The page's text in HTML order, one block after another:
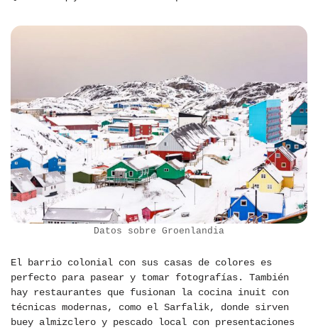
Datos sobre Groenlandia
El barrio colonial con sus casas de colores es
perfecto para pasear y tomar fotografías. También
hay restaurantes que fusionan la cocina inuit con
técnicas modernas, como el Sarfalik, donde sirven
buey almizclero y pescado local con presentaciones